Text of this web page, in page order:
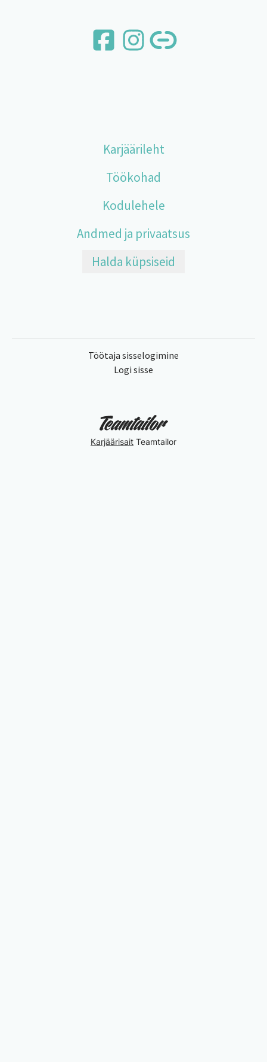
Karjäärileht
Töökohad
Kodulehele
Andmed ja privaatsus
Halda küpsiseid
Töötaja sisselogimine
Logi sisse
Karjäärisait Teamtailor